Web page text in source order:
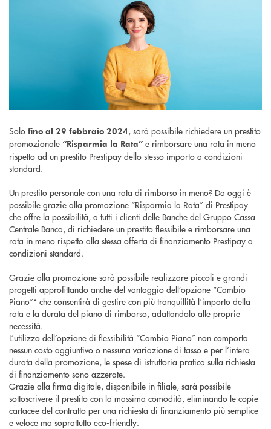
Solo fino al 29 febbraio 2024, sarà possibile richiedere un prestito
promozionale “Risparmia la Rata” e rimborsare una rata in meno
rispetto ad un prestito Prestipay dello stesso importo a condizioni
standard.
Un prestito personale con una rata di rimborso in meno? Da oggi è
possibile grazie alla promozione “Risparmia la Rata” di Prestipay
che offre la possibilità, a tutti i clienti delle Banche del Gruppo Cassa
Centrale Banca, di richiedere un prestito flessibile e rimborsare una
rata in meno rispetto alla stessa offerta di finanziamento Prestipay a
condizioni standard.
Grazie alla promozione sarà possibile realizzare piccoli e grandi
progetti approfittando anche del vantaggio dell’opzione “Cambio
Piano”* che consentirà di gestire con più tranquillità l’importo della
rata e la durata del piano di rimborso, adattandolo alle proprie
necessità.
L’utilizzo dell’opzione di flessibilità “Cambio Piano” non comporta
nessun costo aggiuntivo o nessuna variazione di tasso e per l’intera
durata della promozione, le spese di istruttoria pratica sulla richiesta
di finanziamento sono azzerate.
Grazie alla firma digitale, disponibile in filiale, sarà possibile
sottoscrivere il prestito con la massima comodità, eliminando le copie
cartacee del contratto per una richiesta di finanziamento più semplice
e veloce ma soprattutto eco-friendly.